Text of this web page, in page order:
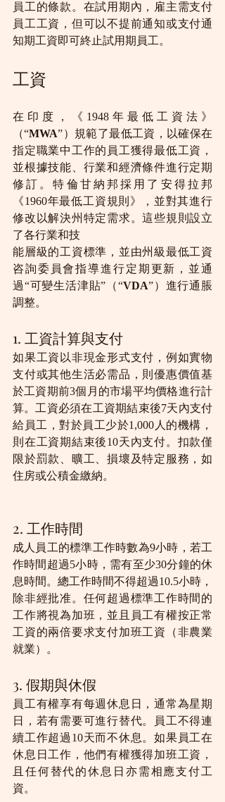
員工的條款。在試用期內，雇主需支付
員工工資，但可以不提前通知或支付通
知期工資即可終止試用期員工。
工資
在印度，《1948年最低工資法》
（“MWA”）規範了最低工資，以確保在
指定職業中工作的員工獲得最低工資，
並根據技能、行業和經濟條件進行定期
修訂。特倫甘納邦採用了安得拉邦
《1960年最低工資規則》，並對其進行
修改以解決州特定需求。這些規則設立
了各行業和技
能層級的工資標準，並由州級最低工資
咨詢委員會指導進行定期更新，並通
過“可變生活津貼”（“VDA”）進行通脹
調整。
1. 工資計算與支付
如果工資以非現金形式支付，例如實物
支付或其他生活必需品，則優惠價值基
於工資期前3個月的市場平均價格進行計
算。工資必須在工資期結束後7天內支付
給員工，對於員工少於1,000人的機構，
則在工資期結束後10天內支付。扣款僅
限於罰款、曠工、損壞及特定服務，如
住房或公積金繳納。
2. 工作時間
成人員工的標準工作時數為9小時，若工
作時間超過5小時，需有至少30分鐘的休
息時間。總工作時間不得超過10.5小時，
除非經批准。任何超過標準工作時間的
工作將視為加班，並且員工有權按正常
工資的兩倍要求支付加班工資（非農業
就業）。
3. 假期與休假
員工有權享有每週休息日，通常為星期
日，若有需要可進行替代。員工不得連
續工作超過10天而不休息。如果員工在
休息日工作，他們有權獲得加班工資，
且任何替代的休息日亦需相應支付工
資。